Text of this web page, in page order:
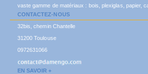
vaste gamme de matériaux : bois, plexiglas, papier,
CONTACTEZ-NOUS
32bis, chemin Chantelle
31200 Toulouse
0972631066
EN SAVOIR +